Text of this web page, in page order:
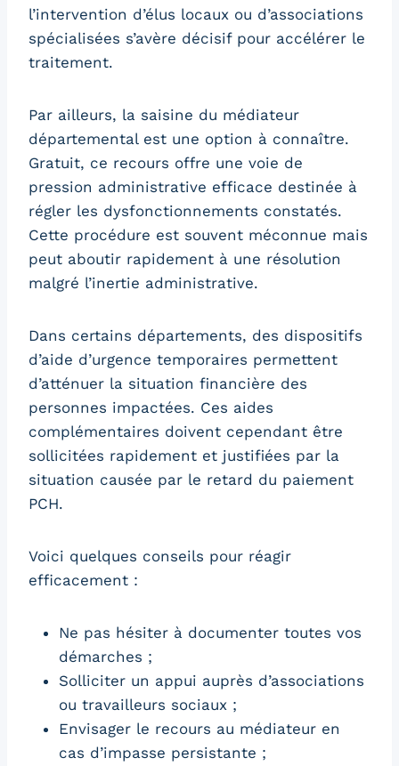
l’intervention d’élus locaux ou d’associations
spécialisées s’avère décisif pour accélérer le
traitement.
Par ailleurs, la saisine du médiateur
départemental est une option à connaître.
Gratuit, ce recours offre une voie de
pression administrative efficace destinée à
régler les dysfonctionnements constatés.
Cette procédure est souvent méconnue mais
peut aboutir rapidement à une résolution
malgré l’inertie administrative.
Dans certains départements, des dispositifs
d’aide d’urgence temporaires permettent
d’atténuer la situation financière des
personnes impactées. Ces aides
complémentaires doivent cependant être
sollicitées rapidement et justifiées par la
situation causée par le retard du paiement
PCH.
Voici quelques conseils pour réagir
efficacement :
Ne pas hésiter à documenter toutes vos
démarches ;
Solliciter un appui auprès d’associations
ou travailleurs sociaux ;
Envisager le recours au médiateur en
cas d’impasse persistante ;